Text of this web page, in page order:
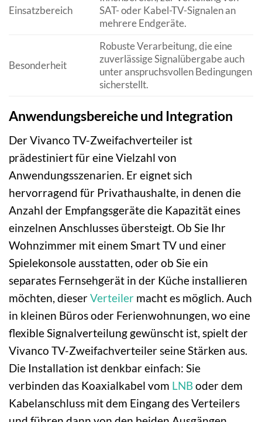
Einsatzbereich
SAT- oder Kabel-TV-Signalen an
mehrere Endgeräte.
Besonderheit
Robuste Verarbeitung, die eine
zuverlässige Signalübergabe auch
unter anspruchsvollen Bedingungen
sicherstellt.
Anwendungsbereiche und Integration
Der Vivanco TV-Zweifachverteiler ist
prädestiniert für eine Vielzahl von
Anwendungsszenarien. Er eignet sich
hervorragend für Privathaushalte, in denen die
Anzahl der Empfangsgeräte die Kapazität eines
einzelnen Anschlusses übersteigt. Ob Sie Ihr
Wohnzimmer mit einem Smart TV und einer
Spielekonsole ausstatten, oder ob Sie ein
separates Fernsehgerät in der Küche installieren
möchten, dieserVerteiler macht es möglich. Auch
in kleinen Büros oder Ferienwohnungen, wo eine
flexible Signalverteilung gewünscht ist, spielt der
Vivanco TV-Zweifachverteiler seine Stärken aus.
Die Installation ist denkbar einfach: Sie
verbinden das Koaxialkabel vom LNBoder dem
Kabelanschluss mit dem Eingang des Verteilers